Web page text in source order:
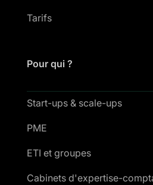
Tarifs
Pour qui ?
Start-ups & scale-ups
PME
ETI et groupes
Cabinets d'expertise-